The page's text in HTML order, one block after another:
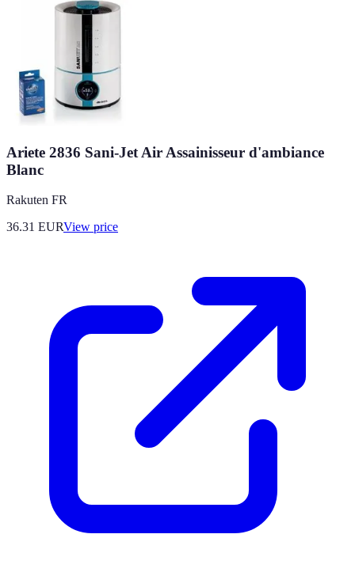
Ariete 2836 Sani-Jet Air Assainisseur d'ambiance
Blanc
Rakuten FR
36.31 EURView price